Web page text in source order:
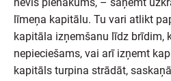
līmeņa kapitālu. Tu vari atlikt
kapitāla izņemšanu līdz brīdim,
nepieciešams, vai arī izņemt
kapitāls turpina strādāt,